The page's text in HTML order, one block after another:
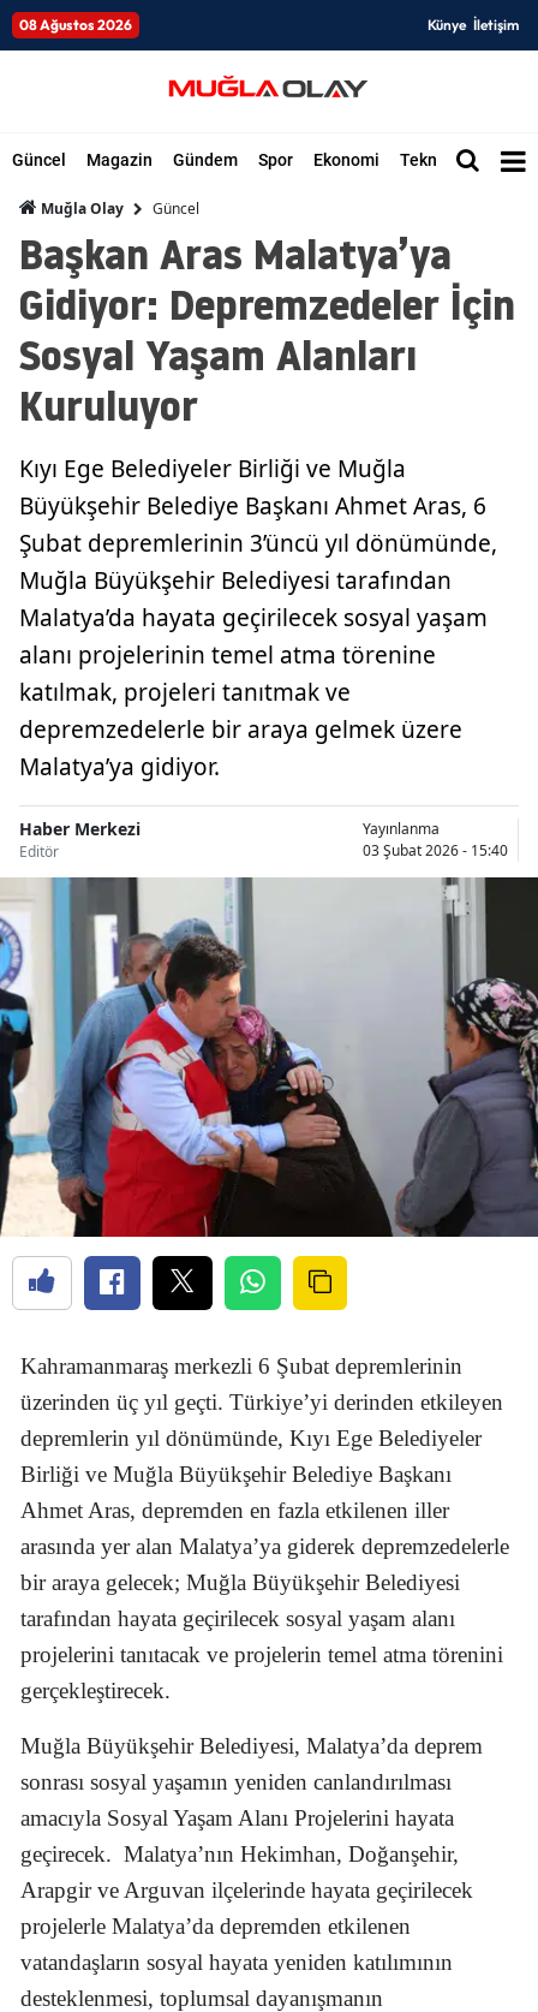
08 Ağustos 2026 Künye İletişim
Güncel Magazin Gündem Spor Ekonomi Teknoloji Dünya
Muğla Olay Güncel
Başkan Aras Malatya’ya
Gidiyor: Depremzedeler İçin
Sosyal Yaşam Alanları
Kuruluyor
Kıyı Ege Belediyeler Birliği ve Muğla
Büyükşehir Belediye Başkanı Ahmet Aras, 6
Şubat depremlerinin 3’üncü yıl dönümünde,
Muğla Büyükşehir Belediyesi tarafından
Malatya’da hayata geçirilecek sosyal yaşam
alanı projelerinin temel atma törenine
katılmak, projeleri tanıtmak ve
depremzedelerle bir araya gelmek üzere
Malatya’ya gidiyor.
Haber Merkezi
Editör
Yayınlanma
03 Şubat 2026 - 15:40
Kahramanmaraş merkezli 6 Şubat depremlerinin
üzerinden üç yıl geçti. Türkiye’yi derinden etkileyen
depremlerin yıl dönümünde, Kıyı Ege Belediyeler
Birliği ve Muğla Büyükşehir Belediye Başkanı
Ahmet Aras, depremden en fazla etkilenen iller
arasında yer alan Malatya’ya giderek depremzedelerle
bir araya gelecek; Muğla Büyükşehir Belediyesi
tarafından hayata geçirilecek sosyal yaşam alanı
projelerini tanıtacak ve projelerin temel atma törenini
gerçekleştirecek.
Muğla Büyükşehir Belediyesi, Malatya’da deprem
sonrası sosyal yaşamın yeniden canlandırılması
amacıyla Sosyal Yaşam Alanı Projelerini hayata
geçirecek. Malatya’nın Hekimhan, Doğanşehir,
Arapgir ve Arguvan ilçelerinde hayata geçirilecek
projelerle Malatya’da depremden etkilenen
vatandaşların sosyal hayata yeniden katılımının
desteklenmesi, toplumsal dayanışmanın